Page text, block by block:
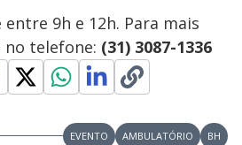
9h e 12h. Para mais
telefone: (31) 3087-1336
EVENTO AMBULATÓRIO BH